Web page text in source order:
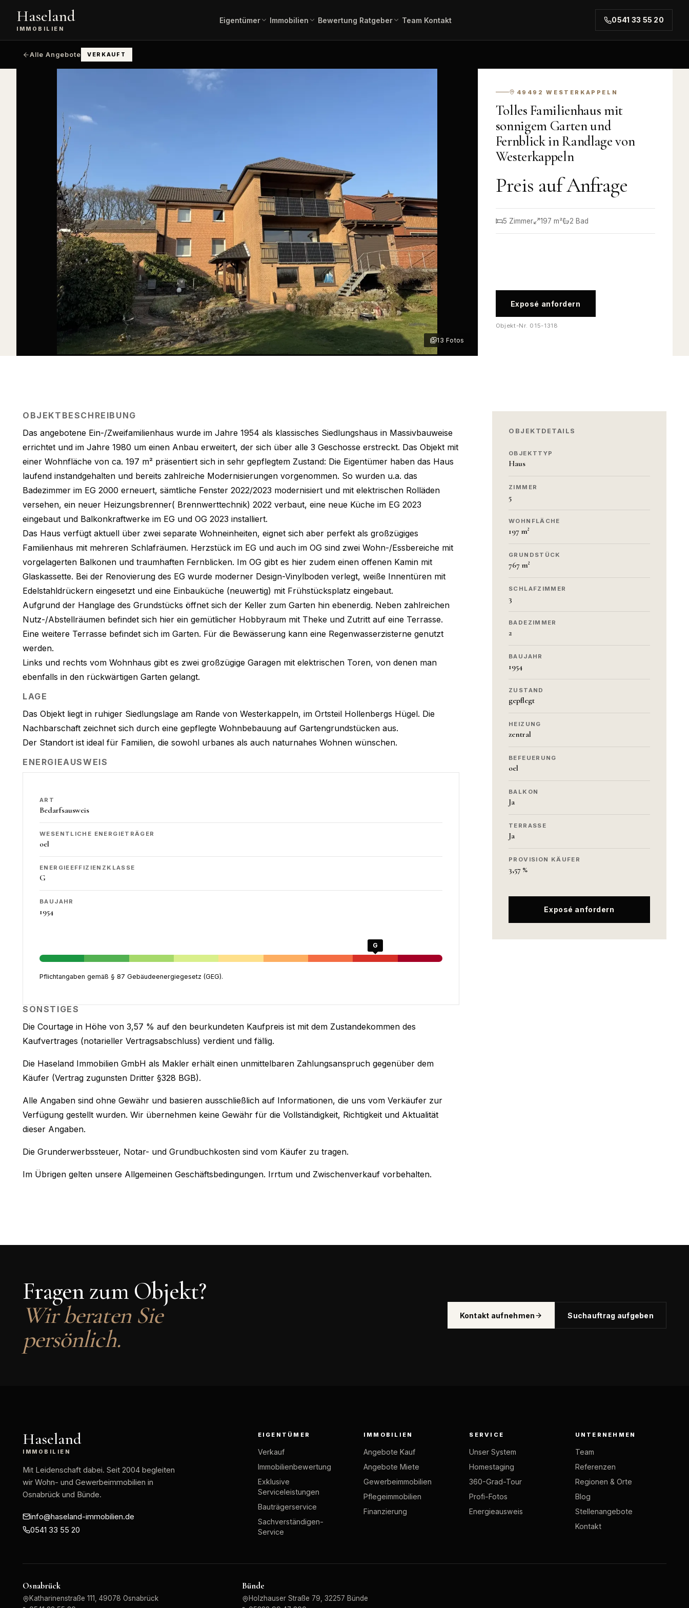
Haseland
IMMOBILIEN
Eigentümer
Immobilienverkauf
Sachverständigen-
Service
Gutachten und detaillierte
Bewertung.
Horses & Dreams
Pferdeimmobilien und
Reitanlagen.
Immobilien
Angebote Kauf
Landwirtschaftliche
Höfe, Äcker, Forstflächen.
Verkauf und Neukauf in einem
Zug.
Finanzierung
KfW, Anschluss, Forward,
Budgetrechner.
Bewertung Ratgeber Team Kontakt 0541 33 55 20
Alle Angebote VERKAUFT
13 Fotos
49492 WESTERKAPPELN
Tolles Familienhaus mit
sonnigem Garten und
Fernblick in Randlage von
Westerkappeln
Preis auf Anfrage
5 Zimmer 197 m² 2 Bad
Exposé anfordern
Objekt-Nr. 015-1318
OBJEKTBESCHREIBUNG
Das angebotene Ein-/Zweifamilienhaus wurde im Jahre 1954 als klassisches Siedlungshaus in Massivbauweise
errichtet und im Jahre 1980 um einen Anbau erweitert, der sich über alle 3 Geschosse erstreckt. Das Objekt mit
einer Wohnfläche von ca. 197 m² präsentiert sich in sehr gepflegtem Zustand: Die Eigentümer haben das Haus
laufend instandgehalten und bereits zahlreiche Modernisierungen vorgenommen. So wurden u.a. das
Badezimmer im EG 2000 erneuert, sämtliche Fenster 2022/2023 modernisiert und mit elektrischen Rolläden
versehen, ein neuer Heizungsbrenner( Brennwerttechnik) 2022 verbaut, eine neue Küche im EG 2023
eingebaut und Balkonkraftwerke im EG und OG 2023 installiert.
Das Haus verfügt aktuell über zwei separate Wohneinheiten, eignet sich aber perfekt als großzügiges
Familienhaus mit mehreren Schlafräumen. Herzstück im EG und auch im OG sind zwei Wohn-/Essbereiche mit
vorgelagerten Balkonen und traumhaften Fernblicken. Im OG gibt es hier zudem einen offenen Kamin mit
Glaskassette. Bei der Renovierung des EG wurde moderner Design-Vinylboden verlegt, weiße Innentüren mit
Edelstahldrückern eingesetzt und eine Einbauküche (neuwertig) mit Frühstücksplatz eingebaut.
Aufgrund der Hanglage des Grundstücks öffnet sich der Keller zum Garten hin ebenerdig. Neben zahlreichen
Nutz-/Abstellräumen befindet sich hier ein gemütlicher Hobbyraum mit Theke und Zutritt auf eine Terrasse.
Eine weitere Terrasse befindet sich im Garten. Für die Bewässerung kann eine Regenwasserzisterne genutzt
werden.
Links und rechts vom Wohnhaus gibt es zwei großzügige Garagen mit elektrischen Toren, von denen man
ebenfalls in den rückwärtigen Garten gelangt.
LAGE
Das Objekt liegt in ruhiger Siedlungslage am Rande von Westerkappeln, im Ortsteil Hollenbergs Hügel. Die
Nachbarschaft zeichnet sich durch eine gepflegte Wohnbebauung auf Gartengrundstücken aus.
Der Standort ist ideal für Familien, die sowohl urbanes als auch naturnahes Wohnen wünschen.
ENERGIEAUSWEIS
ART
Bedarfsausweis
WESENTLICHE ENERGIETRÄGER
oel
ENERGIEEFFIZIENZKLASSE
G
BAUJAHR
1954
G
Pflichtangaben gemäß § 87 Gebäudeenergiegesetz (GEG).
SONSTIGES
Die Courtage in Höhe von 3,57 % auf den beurkundeten Kaufpreis ist mit dem Zustandekommen des
Kaufvertrages (notarieller Vertragsabschluss) verdient und fällig.
Die Haseland Immobilien GmbH als Makler erhält einen unmittelbaren Zahlungsanspruch gegenüber dem
Käufer (Vertrag zugunsten Dritter §328 BGB).
Alle Angaben sind ohne Gewähr und basieren ausschließlich auf Informationen, die uns vom Verkäufer zur
Verfügung gestellt wurden. Wir übernehmen keine Gewähr für die Vollständigkeit, Richtigkeit und Aktualität
dieser Angaben.
Die Grunderwerbssteuer, Notar- und Grundbuchkosten sind vom Käufer zu tragen.
Im Übrigen gelten unsere Allgemeinen Geschäftsbedingungen. Irrtum und Zwischenverkauf vorbehalten.
OBJEKTDETAILS
OBJEKTTYP
Haus
ZIMMER
5
WOHNFLÄCHE
197 m²
GRUNDSTÜCK
767 m²
SCHLAFZIMMER
3
BADEZIMMER
2
BAUJAHR
1954
ZUSTAND
gepflegt
HEIZUNG
zentral
BEFEUERUNG
oel
BALKON
Ja
TERRASSE
Ja
PROVISION KÄUFER
3,57 %
Exposé anfordern
Fragen zum Objekt?
Wir beraten Sie
persönlich.
Kontakt aufnehmen Suchauftrag aufgeben
Haseland
IMMOBILIEN
Mit Leidenschaft dabei. Seit 2004 begleiten
wir Wohn- und Gewerbeimmobilien in
Osnabrück und Bünde.
info@haseland-immobilien.de
0541 33 55 20
EIGENTÜMER
Verkauf
Immobilienbewertung
Exklusive
Serviceleistungen
Bauträgerservice
Sachverständigen-
Service
IMMOBILIEN
Angebote Kauf
Angebote Miete
Gewerbeimmobilien
Pflegeimmobilien
Finanzierung
SERVICE
Unser System
Homestaging
360-Grad-Tour
Profi-Fotos
Energieausweis
UNTERNEHMEN
Team
Referenzen
Regionen & Orte
Blog
Stellenangebote
Kontakt
Osnabrück
Katharinenstraße 111, 49078 Osnabrück
Bünde
Holzhauser Straße 79, 32257 Bünde